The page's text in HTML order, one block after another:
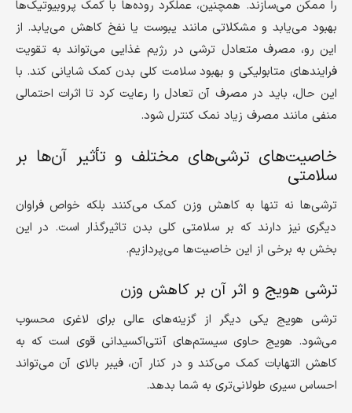
را ممکن می‌سازند. همچنین، عملکرد روده‌ها با کمک پروبیوتیک‌ها
بهبود می‌یابد و مشکلاتی مانند یبوست یا نفخ کاهش می‌یابد. از
این رو، مصرف متعادل ترشی در رژیم غذایی می‌تواند به تقویت
فرایندهای متابولیکی و بهبود سلامت کلی بدن کمک شایانی کند. با
این حال، باید در مصرف آن تعادل را رعایت کرد تا اثرات احتمالی
منفی مانند مصرف زیاد نمک کنترل شود.
خاصیت‌های ترشی‌های مختلف و تأثیر آن‌ها بر
سلامتی
ترشی‌ها نه تنها به کاهش وزن کمک می‌کنند بلکه خواص فراوان
دیگری نیز دارند که بر سلامتی کلی بدن تاثیرگذار است. در این
بخش به برخی از این خاصیت‌ها می‌پردازیم.
ترشی هویج و اثر آن بر کاهش وزن
ترشی هویج یکی دیگر از گزینه‌های عالی برای لاغری محسوب
می‌شود. هویج حاوی سیستم‌های آنتی‌اکسیدانی قوی است که به
کاهش التهابات کمک می‌کند و در کنار آن، فیبر بالای آن می‌تواند
احساس سیری طولانی‌تری به شما بدهد.